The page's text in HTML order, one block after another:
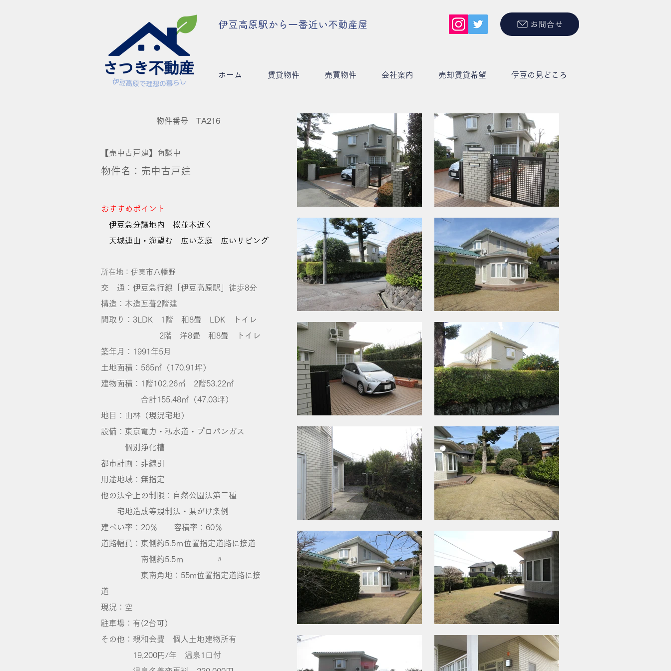
伊豆高原駅から一番近い不動産屋 お問合せ
ホーム 賃貸物件 売買物件 会社案内 売却賃貸希望 伊豆の見どころ
物件番号 TA216
【売中古戸建】商談中
物件名：売中古戸建
おすすめポイント
伊豆急分譲地内 桜並木近く
天城連山・海望む 広い芝庭 広いリビング
所在地：伊東市八幡野
交 通：伊豆急行線「伊豆高原駅」徒歩8分
構造：木造瓦葺2階建
間取り：3LDK 1階 和8畳 LDK トイレ
2階 洋8畳 和8畳 トイレ
築年月：1991年5月
土地面積：565㎡（170.91坪）
建物面積：1階102.26㎡ 2階53.22㎡
合計155.48㎡（47.03坪）
地目：山林（現況宅地）
設備：東京電力・私水道・プロパンガス
個別浄化槽
都市計画：非線引
​用途地域：無指定
他の法令上の制限：自然公園法第三種
宅地造成等規制法・県がけ条例
建ぺい率：20％ 容積率：60％
​道路幅員：東側約5.5ｍ位置指定道路に接道
南側約5.5ｍ 〃
東南角地：55m位置指定道路に接
道
​現況：空
駐車場：有(2台可）
​その他​​：親和会費 個人土地建物所有
19,200円/年 温泉1口付